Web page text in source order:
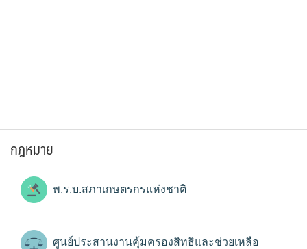
กฎหมาย
พ.ร.บ.สภาเกษตรกรแห่งชาติ
ศูนย์ประสานงานคุ้มครองสิทธิและช่วยเหลือ